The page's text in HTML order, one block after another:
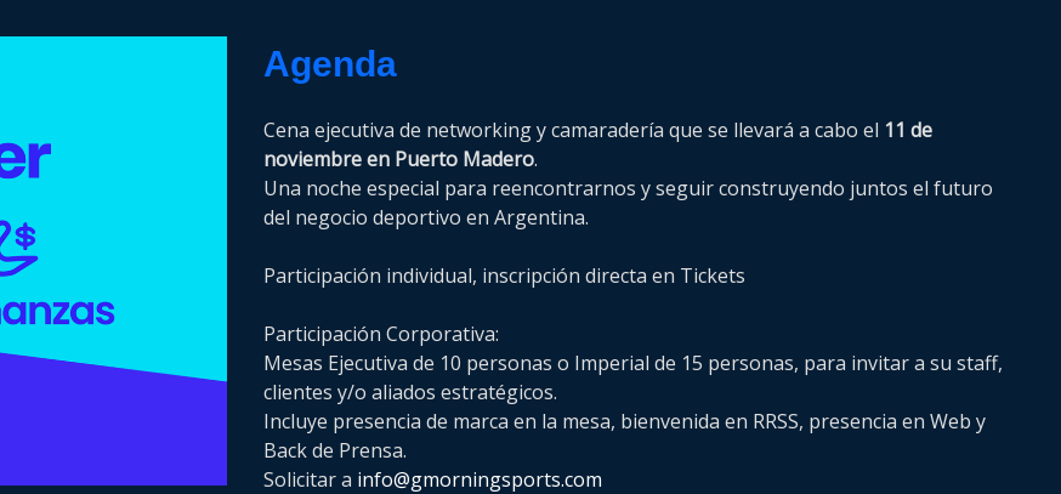
Agenda
Cena ejecutiva de networking y camaradería que se llevará a cabo el 11 de
noviembre en Puerto Madero.
Una noche especial para reencontrarnos y seguir construyendo juntos el futuro
del negocio deportivo en Argentina.
Participación individual, inscripción directa en Tickets
Participación Corporativa:
Mesas Ejecutiva de 10 personas o Imperial de 15 personas, para invitar a su staff,
clientes y/o aliados estratégicos.
Incluye presencia de marca en la mesa, bienvenida en RRSS, presencia en Web y
Back de Prensa.
Solicitar a info@gmorningsports.com